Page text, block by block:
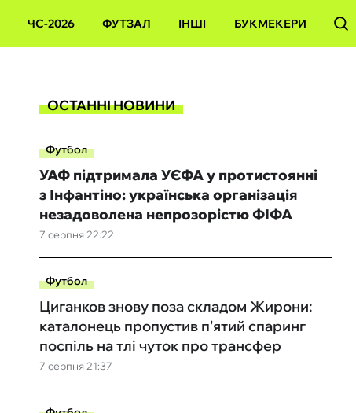
ЧС-2026 ФУТЗАЛ ІНШІ БУКМЕКЕРИ
ОСТАННІ НОВИНИ
Футбол
7 серпня 22:22
УАФ підтримала УЄФА у протистоянні
з Інфантіно: українська організація
незадоволена непрозорістю ФІФА
Футбол
7 серпня 21:37
Циганков знову поза складом Жирони:
каталонець пропустив п'ятий спаринг
поспіль на тлі чуток про трансфер